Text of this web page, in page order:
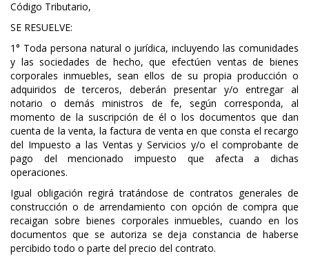
Código Tributario,
SE RESUELVE:
1° Toda persona natural o jurídica, incluyendo las comunidades
y las sociedades de hecho, que efectúen ventas de bienes
corporales inmuebles, sean ellos de su propia producción o
adquiridos de terceros, deberán presentar y/o entregar al
notario o demás ministros de fe, según corresponda, al
momento de la suscripción de él o los documentos que dan
cuenta de la venta, la factura de venta en que consta el recargo
del Impuesto a las Ventas y Servicios y/o el comprobante de
pago del mencionado impuesto que afecta a dichas
operaciones.
Igual obligación regirá tratándose de contratos generales de
construcción o de arrendamiento con opción de compra que
recaigan sobre bienes corporales inmuebles, cuando en los
documentos que se autoriza se deja constancia de haberse
percibido todo o parte del precio del contrato.